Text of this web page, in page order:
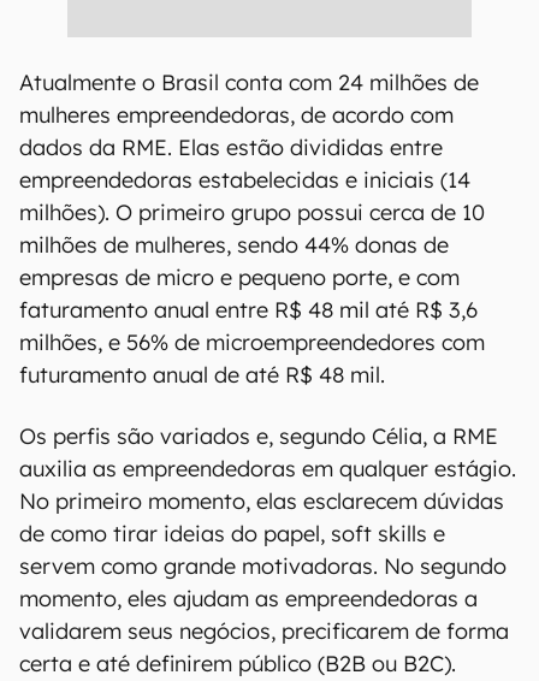
Atualmente o Brasil conta com 24 milhões de
mulheres empreendedoras, de acordo com
dados da RME. Elas estão divididas entre
empreendedoras estabelecidas e iniciais (14
milhões). O primeiro grupo possui cerca de 10
milhões de mulheres, sendo 44% donas de
empresas de micro e pequeno porte, e com
faturamento anual entre R$ 48 mil até R$ 3,6
milhões, e 56% de microempreendedores com
futuramento anual de até R$ 48 mil.
Os perfis são variados e, segundo Célia, a RME
auxilia as empreendedoras em qualquer estágio.
No primeiro momento, elas esclarecem dúvidas
de como tirar ideias do papel, soft skills e
servem como grande motivadoras. No segundo
momento, eles ajudam as empreendedoras a
validarem seus negócios, precificarem de forma
certa e até definirem público (B2B ou B2C).